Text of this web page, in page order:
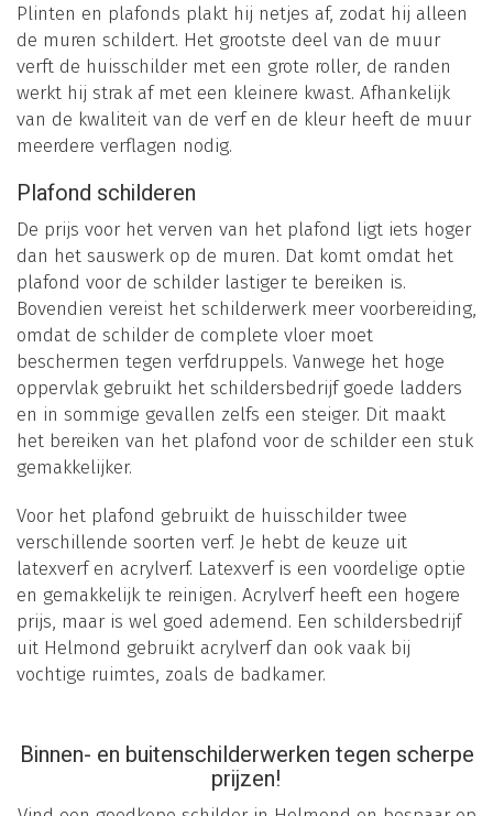
Plinten en plafonds plakt hij netjes af, zodat hij alleen
de muren schildert. Het grootste deel van de muur
verft de huisschilder met een grote roller, de randen
werkt hij strak af met een kleinere kwast. Afhankelijk
van de kwaliteit van de verf en de kleur heeft de muur
meerdere verflagen nodig.
Plafond schilderen
De prijs voor het verven van het plafond ligt iets hoger
dan het sauswerk op de muren. Dat komt omdat het
plafond voor de schilder lastiger te bereiken is.
Bovendien vereist het schilderwerk meer voorbereiding,
omdat de schilder de complete vloer moet
beschermen tegen verfdruppels. Vanwege het hoge
oppervlak gebruikt het schildersbedrijf goede ladders
en in sommige gevallen zelfs een steiger. Dit maakt
het bereiken van het plafond voor de schilder een stuk
gemakkelijker.
Voor het plafond gebruikt de huisschilder twee
verschillende soorten verf. Je hebt de keuze uit
latexverf en acrylverf. Latexverf is een voordelige optie
en gemakkelijk te reinigen. Acrylverf heeft een hogere
prijs, maar is wel goed ademend. Een schildersbedrijf
uit Helmond gebruikt acrylverf dan ook vaak bij
vochtige ruimtes, zoals de badkamer.
Binnen- en buitenschilderwerken tegen scherpe
prijzen!